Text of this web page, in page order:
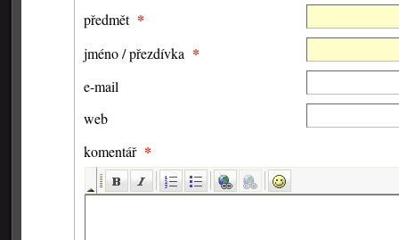
předmět *
jméno / přezdívka *
e-mail
web
komentář *